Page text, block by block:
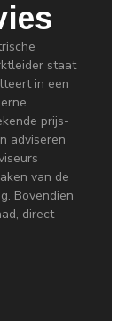
staat
in een
prijs-
adviseren
van de
Bovendien
direct